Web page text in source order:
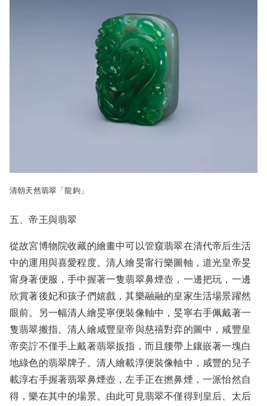
清朝天然翡翠「龍鉤」
五、帝王與翡翠
從故宮博物院收藏的繪畫中可以管窺翡翠在清代帝后生活
中的運用與喜愛程度。清人繪旻甯行樂圖軸，道光皇帝旻
甯身著便服，手中握著一隻翡翠鼻煙壺，一邊把玩，一邊
欣賞著後妃和孩子們嬉戲，其樂融融的皇家生活場景躍然
眼前。另一幅清人繪旻寧便裝像軸中，旻寧右手佩戴著一
隻翡翠搬指。清人繪咸豐皇帝與慈禧對弈的圖中，咸豐皇
帝奕詝不僅手上戴著翡翠扳指，而且腰帶上鑲嵌著一塊白
地綠色的翡翠牌子。清人繪載淳便裝像軸中，咸豐的兒子
載淳右手握著翡翠鼻煙壺，左手正在撚鼻煙，一派怡然自
得，樂在其中的場景。由此可見翡翠不僅得到皇后、太后